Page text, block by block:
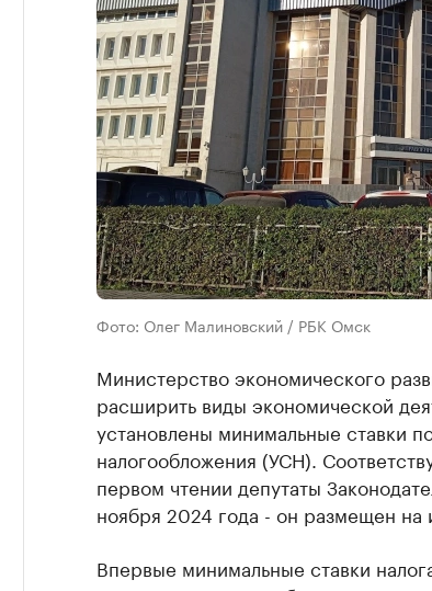
Фото: Олег Малиновский / РБК Омск
Министерство экономического
расширить виды экономической
установлены минимальные ставки
налогообложения (УСН).
первом чтении депутаты
ноября 2024 года - он размещен на
Впервые минимальные ставки